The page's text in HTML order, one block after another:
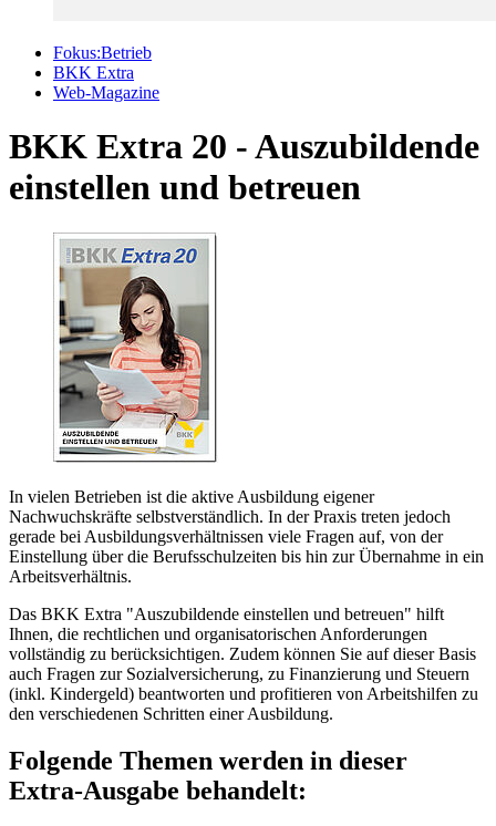
Fokus:Betrieb
BKK Extra
Web-Magazine
BKK Extra 20 - Auszubildende
einstellen und betreuen
In vielen Betrieben ist die aktive Ausbildung eigener
Nachwuchskräfte selbstverständlich. In der Praxis treten jedoch
gerade bei Ausbildungsverhältnissen viele Fragen auf, von der
Einstellung über die Berufsschulzeiten bis hin zur Übernahme in ein
Arbeitsverhältnis.
Das BKK Extra "Auszubildende einstellen und betreuen" hilft
Ihnen, die rechtlichen und organisatorischen Anforderungen
vollständig zu berücksichtigen. Zudem können Sie auf dieser Basis
auch Fragen zur Sozialversicherung, zu Finanzierung und Steuern
(inkl. Kindergeld) beantworten und profitieren von Arbeitshilfen zu
den verschiedenen Schritten einer Ausbildung.
Folgende Themen werden in dieser
Extra-Ausgabe behandelt: